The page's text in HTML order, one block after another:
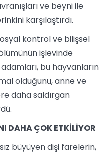
ve beyni ile
karşılaştırdı.
kontrol ve bilişsel
işlevinde
bu hayvanların
olduğunu, anne ve
daha saldırgan
DAHA ÇOK ETKİLİYOR
büyüyen dişi farelerin,